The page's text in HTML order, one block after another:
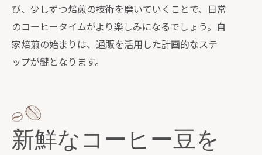
び、少しずつ焙煎の技術を磨いていくことで、日常
のコーヒータイムがより楽しみになるでしょう。自
家焙煎の始まりは、通販を活用した計画的なステ
ップが鍵となります。
新鮮なコーヒー豆を